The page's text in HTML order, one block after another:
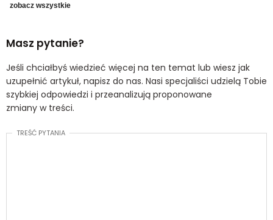
zobacz wszystkie
Masz pytanie?
Jeśli chciałbyś wiedzieć więcej na ten temat lub wiesz jak
uzupełnić artykuł, napisz do nas. Nasi specjaliści udzielą Tobie
szybkiej odpowiedzi i przeanalizują proponowane
zmiany w treści.
TREŚĆ PYTANIA